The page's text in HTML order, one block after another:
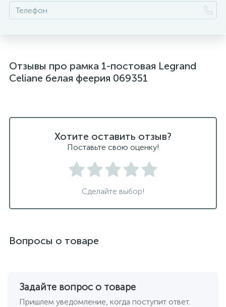
Отзывы про рамка 1-постовая Legrand
Celiane белая феерия 069351
Хотите оставить отзыв?
Поставьте свою оценку!
Сделайте выбор!
Вопросы о товаре
Задайте вопрос о товаре
Пришлем уведомление, когда поступит ответ.